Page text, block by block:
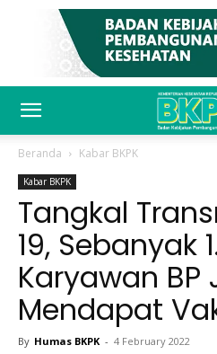
Beranda Kabar BKPK
Kabar BKPK
Tangkal
19, Sebanyak
Karyawan
Mendapat
By Humas BKPK - 4 February 2022